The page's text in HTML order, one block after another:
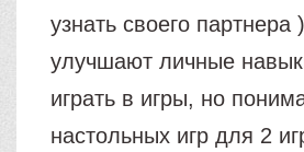
узнать своего
улучшают личные
играть в игры, но
настольных игр для 2